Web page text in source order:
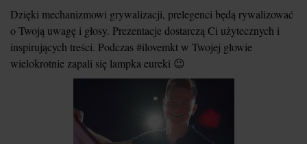
Dzięki mechanizmowi grywalizacji, prelegenci będą rywalizować
o Twoją uwagę i głosy. Prezentacje dostarczą Ci użytecznych i
inspirujących treści. Podczas #ilovemkt w Twojej głowie
wielokrotnie zapali się lampka eureki 😉